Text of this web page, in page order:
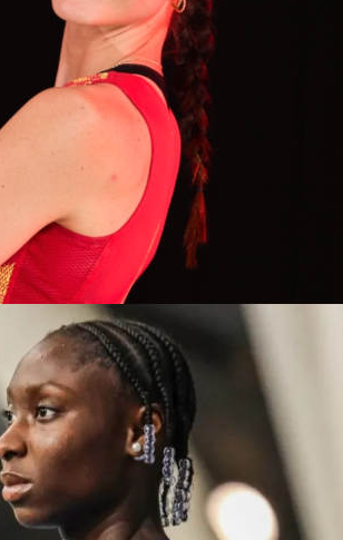
BLANCA
BARCELONA